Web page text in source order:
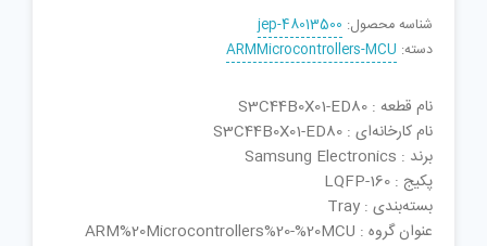
شناسه محصول: jep-48013500
دسته: ARMMicrocontrollers-MCU
نام قطعه : S3C44B0X01-ED80
نام کارخانه‌ای : S3C44B0X01-ED80
برند : Samsung Electronics
پکیج : LQFP-160
بسته‌بندی : Tray
عنوان گروه : ARM%20Microcontrollers%20-%20MCU